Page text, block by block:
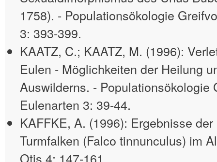
1758). - Populationsökologie
3: 393-399.
KAATZ, C.; KAATZ, M. (1996):
Eulen - Möglichkeiten der Heilung
Auswilderns. - Populationsökologie
Eulenarten 3: 39-44.
KAFFKE, A. (1996): Ergebnisse
Turmfalken (Falco tinnunculus) im
Otis 4: 147-161.